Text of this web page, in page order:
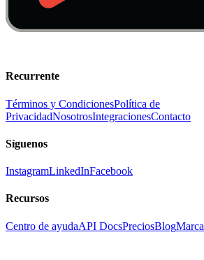
Recurrente
Términos y CondicionesPolítica de
PrivacidadNosotrosIntegracionesContacto
Síguenos
InstagramLinkedInFacebook
Recursos
Centro de ayudaAPI DocsPreciosBlogMarca